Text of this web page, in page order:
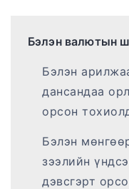
Бэлэн валютын
Бэлэн
дансандаа
орсон
Бэлэн
зээлийн
дэвсгэрт